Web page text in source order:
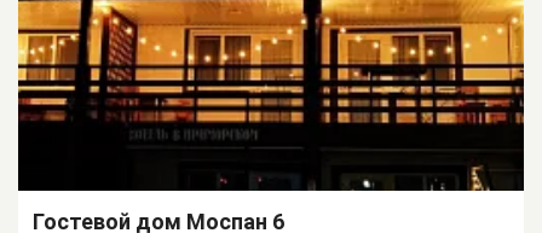
Гостевой дом Моспан 6